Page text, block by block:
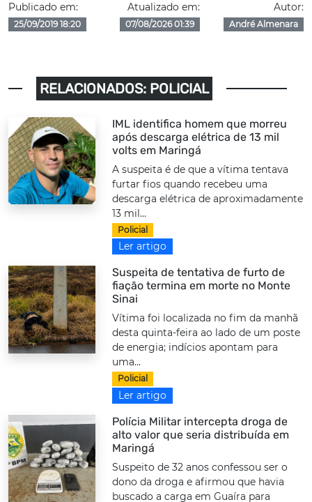
Publicado em:
25/09/2019 18:20
Atualizado em:
07/08/2026 01:39
Autor:
André Almenara
RELACIONADOS: POLICIAL
IML identifica homem que morreu
após descarga elétrica de 13 mil
volts em Maringá
A suspeita é de que a vítima tentava
furtar fios quando recebeu uma
descarga elétrica de aproximadamente
13 mil...
Policial
Ler artigo
Suspeita de tentativa de furto de
fiação termina em morte no Monte
Sinai
Vítima foi localizada no fim da manhã
desta quinta-feira ao lado de um poste
de energia; indícios apontam para
uma...
Policial
Ler artigo
Polícia Militar intercepta droga de
alto valor que seria distribuída em
Maringá
Suspeito de 32 anos confessou ser o
dono da droga e afirmou que havia
buscado a carga em Guaíra para